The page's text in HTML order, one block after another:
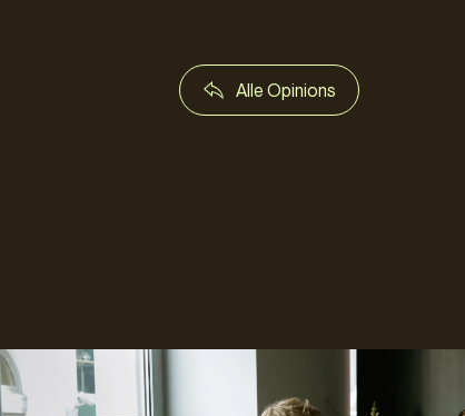
Alle Opinions